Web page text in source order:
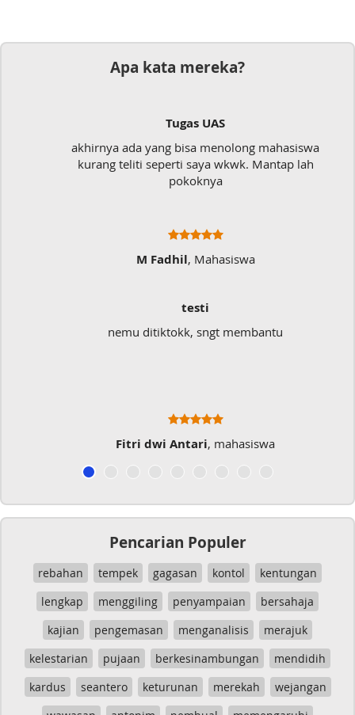
Apa kata mereka?
Tugas UAS
akhirnya ada yang bisa menolong mahasiswa
kurang teliti seperti saya wkwk. Mantap lah
pokoknya
M Fadhil, Mahasiswa
testi
nemu ditiktokk, sngt membantu
Fitri dwi Antari, mahasiswa
Pencarian Populer
rebahan tempek gagasan kontol
kentungan
lengkap
menggiling penyampaian
bersahaja
kajian
pengemasan menganalisis
merajuk
kelestarian
pujaan berkesinambungan
mendidih
kardus
seantero keturunan merekah
wejangan